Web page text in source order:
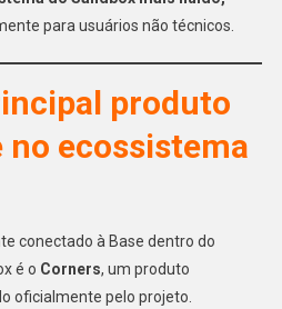
para usuários não técnicos.
produto
no ecossistema
conectado à Base dentro do
é o Corners, um produto
oficialmente pelo projeto.